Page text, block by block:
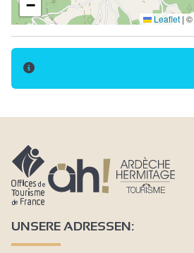
−
Leaflet | ©
UNSERE ADRESSEN: